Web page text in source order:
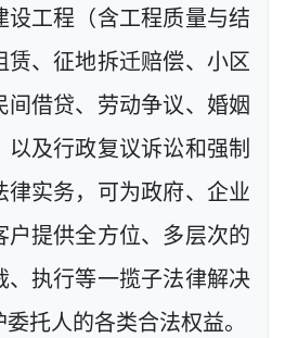
设工程（含工程质量与结
赁、征地拆迁赔偿、小区
间借贷、劳动争议、婚姻
及行政复议诉讼和强制
律实务，可为政府、企业
户提供全方位、多层次的
、执行等一揽子法律解决
托人的各类合法权益。